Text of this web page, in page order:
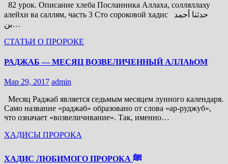
82 урок. Описание хлеба Посланника Аллаха, солляллаху
алейхи ва саллям, часть 3 Сто сороковой хадис حدثنا أحمد
بن…
СТАТЬИ О ПРОРОКЕ
РАДЖАБ — МЕСЯЦ ВОЗВЕЛИЧЕННЫЙ АЛЛАhОМ
Мар 29, 2017 admin
Месяц Раджаб является седьмым месяцем лунного календаря.
Само название «раджаб» образовано от слова «ар-руджуб»,
что означает «возвеличивание». Так, именно…
ХАДИСЫ ПРОРОКА
ХАДИС ЛЮБИМОГО ПРОРОКА ﷺ